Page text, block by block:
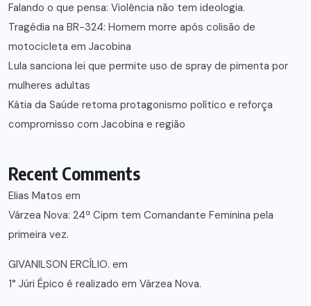
Falando o que pensa: Violência não tem ideologia.
Tragédia na BR-324: Homem morre após colisão de
motocicleta em Jacobina
Lula sanciona lei que permite uso de spray de pimenta por
mulheres adultas
Kátia da Saúde retoma protagonismo político e reforça
compromisso com Jacobina e região
Recent Comments
Elias Matos em
Várzea Nova: 24ª Cipm tem Comandante Feminina pela
primeira vez.
GIVANILSON ERCÍLIO. em
1° Júri Épico é realizado em Várzea Nova.